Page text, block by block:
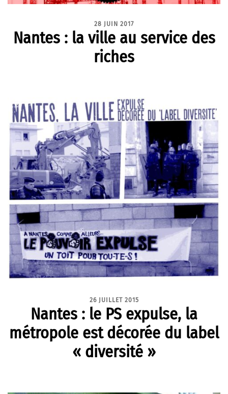
28 JUIN 2017
Nantes : la ville au service des
riches
26 JUILLET 2015
Nantes : le PS expulse, la
métropole est décorée du label
« diversité »